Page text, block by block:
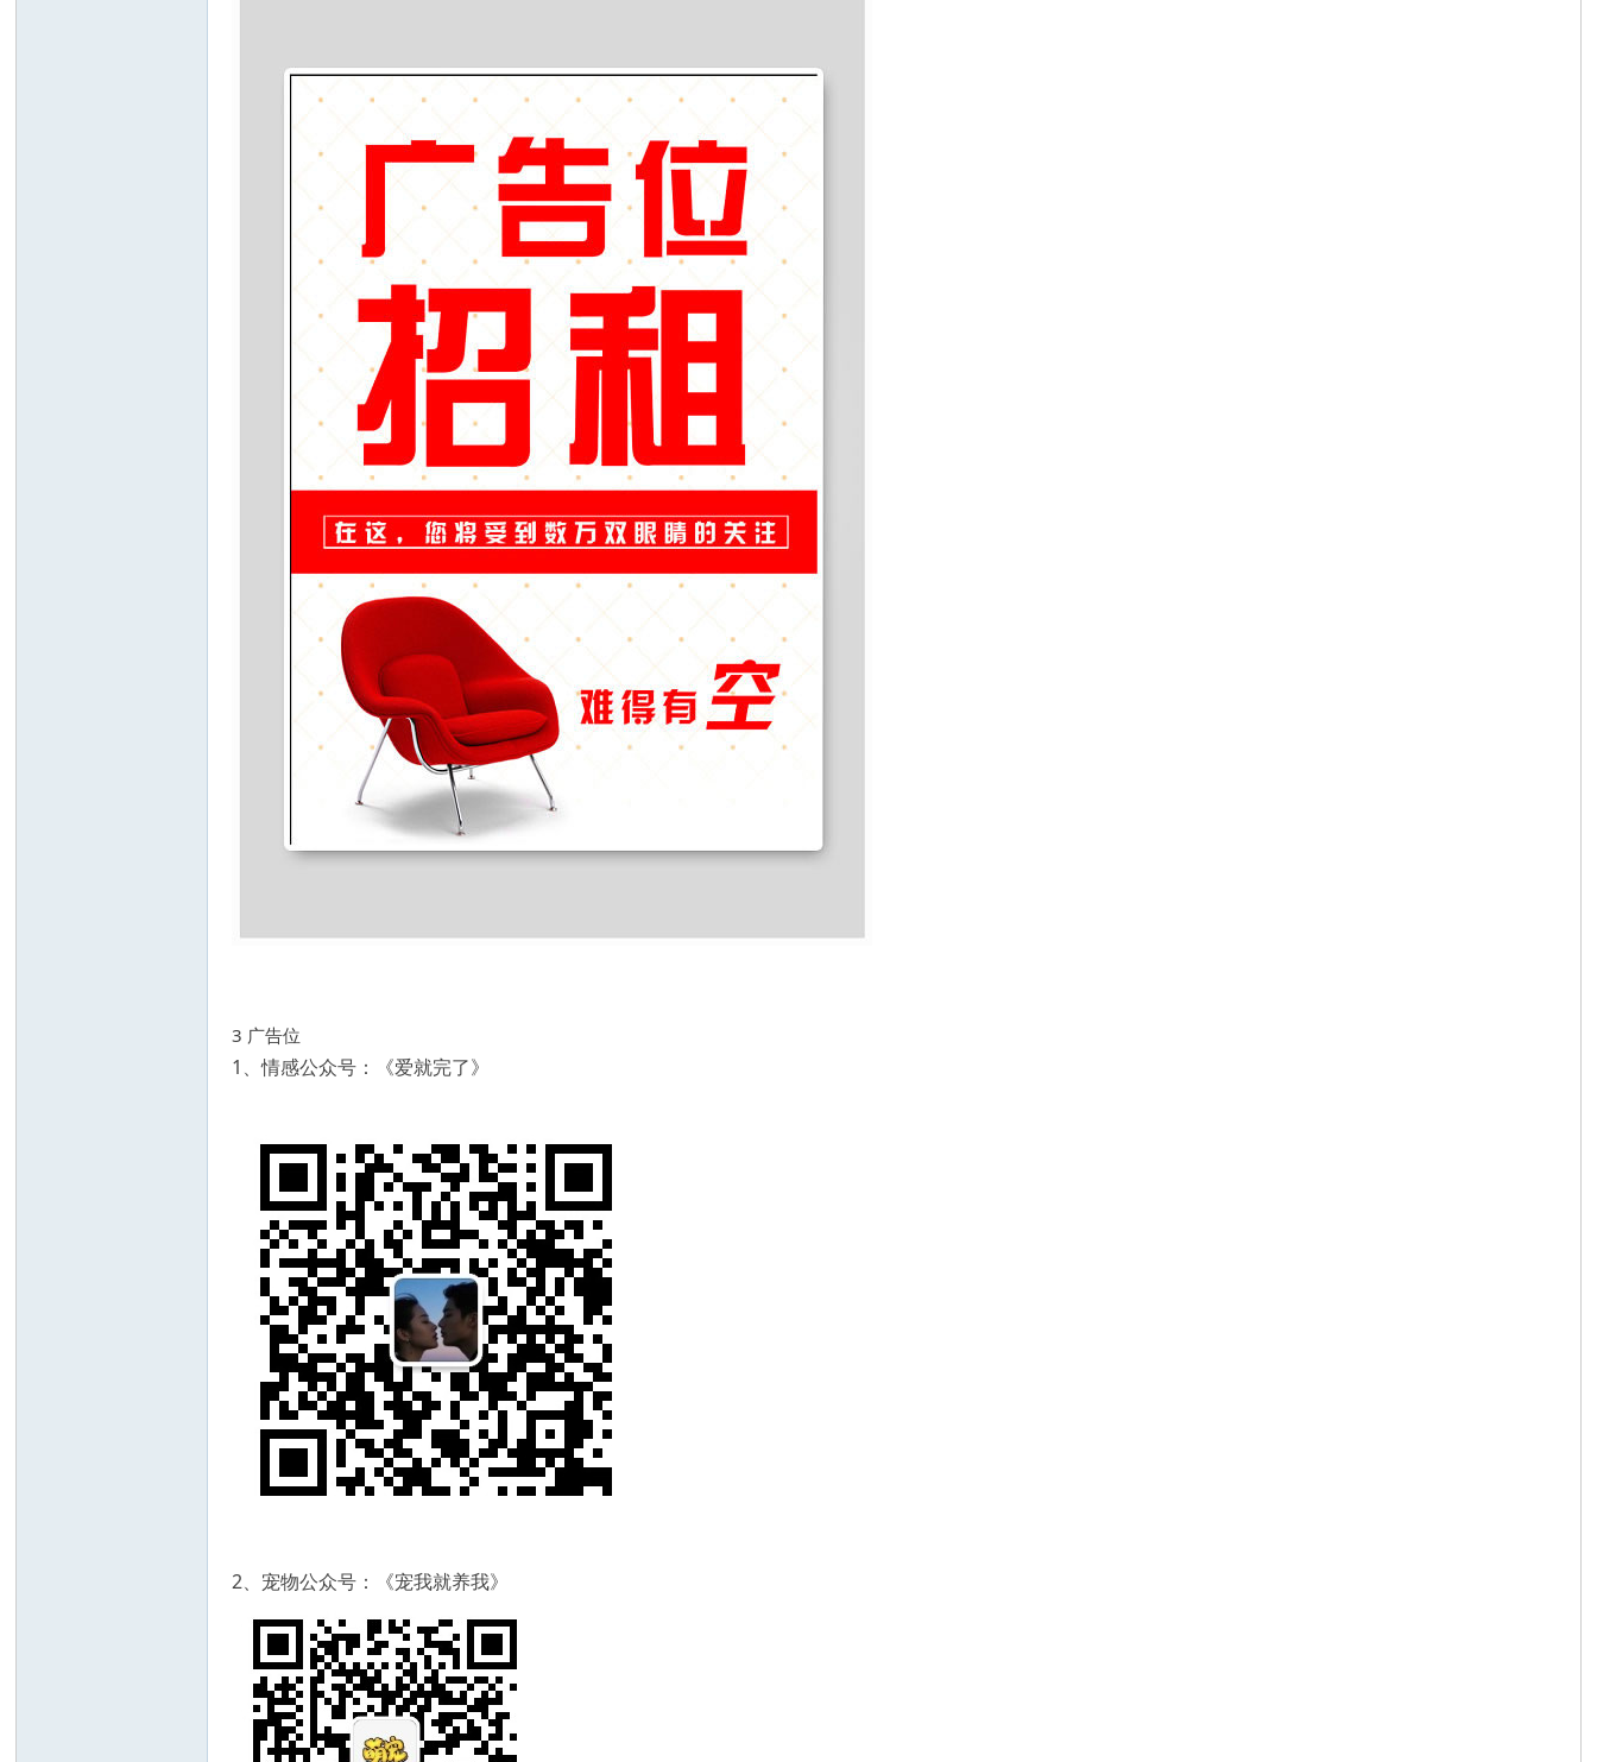
3 广告位
1、情感公众号：《爱就完了》
2、宠物公众号：《宠我就养我》